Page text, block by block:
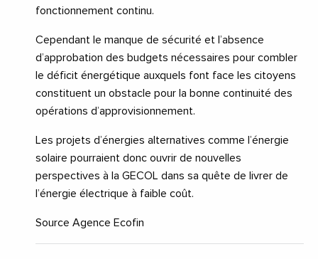
fonctionnement continu.
Cependant le manque de sécurité et l’absence
d’approbation des budgets nécessaires pour combler
le déficit énergétique auxquels font face les citoyens
constituent un obstacle pour la bonne continuité des
opérations d’approvisionnement.
Les projets d’énergies alternatives comme l’énergie
solaire pourraient donc ouvrir de nouvelles
perspectives à la GECOL dans sa quête de livrer de
l’énergie électrique à faible coût.
Source Agence Ecofin